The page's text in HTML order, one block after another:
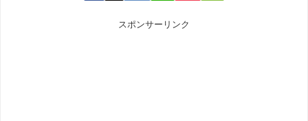
スポンサーリンク